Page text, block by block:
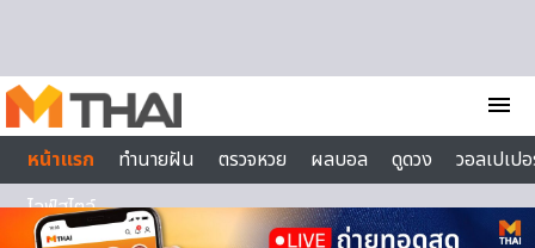
menu
หน้าแรก
ทำนายฝัน ตรวจหวย ผลบอล ดูดวง
วอลเปเป
ไลฟ์สไตล์